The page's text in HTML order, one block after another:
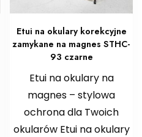
Etui na okulary korekcyjne
zamykane na magnes STHC-
93 czarne
Etui na okulary na
magnes – stylowa
ochrona dla Twoich
okularów Etui na okulary